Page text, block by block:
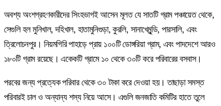
অবশ্য অংশগ্রহণকারীদের সিংহভাগই আসেন মূলত যে সাতটি গ্রাম পঞ্চায়েত থেকে,
সেগুলি হল মুনিখাল, দহিখাল, হাতামুনিগুড়া, কুরলি, সানাখেমুন্ডি, পারসালি, এবং
ত্রিলোচনপুর। নিয়মগিরি পাহাড়ে প্রায় ১০০টি ডোঙ্গরিয়া গ্রাম, এবং পাদদেশে আরও
১৮০টি গ্রাম রয়েছে। একেকটি গ্রামে ১০ থেকে ৩০টি করে পরিবারের বসবাস।
পরবের জন্য প্রত্যেক পরিবার থেকে ৩০ টাকা করে দেওয়া হয়। তাছাড়া সমস্ত
পরিবারই চাল ও অন্যান্য শস্য নিয়ে আসে। এগুলি জনজাতি কমিটির হাতে তুলে